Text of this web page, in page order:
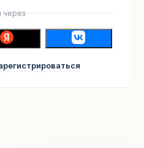
через